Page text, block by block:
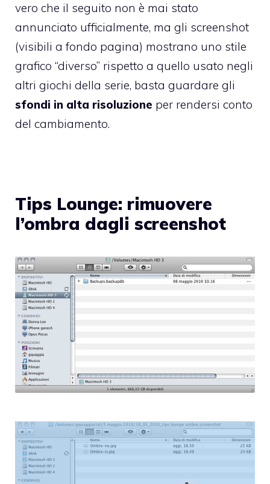
vero che il seguito non è mai stato
annunciato ufficialmente, ma gli screenshot
(visibili a fondo pagina) mostrano uno stile
grafico “diverso” rispetto a quello usato negli
altri giochi della serie, basta guardare gli
sfondi in alta risoluzione per rendersi conto
del cambiamento.
Tips Lounge: rimuovere
l’ombra dagli screenshot